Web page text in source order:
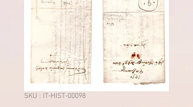
SKU : IT-HIST-00098